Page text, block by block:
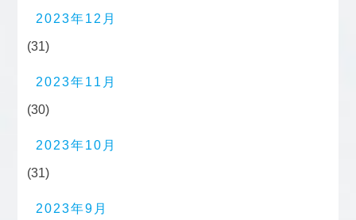
2023年12月
(31)
2023年11月
(30)
2023年10月
(31)
2023年9月